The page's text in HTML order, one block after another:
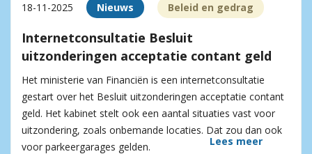
18-11-2025 Nieuws Beleid en gedrag
Internetconsultatie Besluit
uitzonderingen acceptatie contant geld
Het ministerie van Financiën is een internetconsultatie
gestart over het Besluit uitzonderingen acceptatie contant
geld. Het kabinet stelt ook een aantal situaties vast voor
uitzondering, zoals onbemande locaties. Dat zou dan ook
voor parkeergarages gelden.
Lees meer